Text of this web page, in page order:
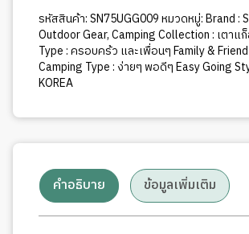
รหัสสินค้า:SN75UGG009หมวดหมู่:Brand :
Outdoor Gear,Camping Collection : เตาแ
Type : ครอบคร้ว และเพื่อนๆ Family &
Camping Type : ง่ายๆ พอดีๆ Easy Going
KOREA
คำอธิบาย ข้อมูลเพิ่มเติม